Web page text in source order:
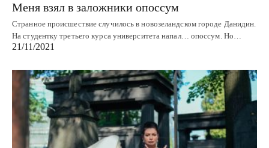
Меня взял в заложники опоссум
Странное происшествие случилось в новозеландском городе Данидин.
На студентку третьего курса университета напал… опоссум. Но…
21/11/2021